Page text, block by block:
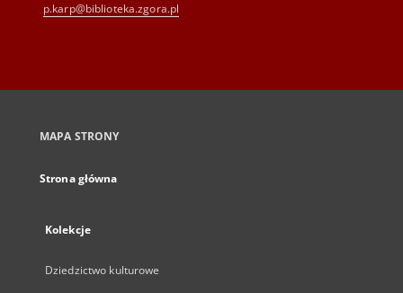
p.karp@biblioteka.zgora.pl
MAPA STRONY
Strona główna
Kolekcje
Dziedzictwo kulturowe